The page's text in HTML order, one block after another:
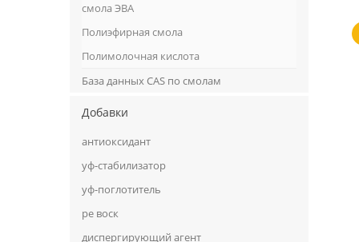
смола ЭВА
Полиэфирная смола
Полимолочная кислота
База данных CAS по смолам
Добавки
антиоксидант
уф-стабилизатор
уф-поглотитель
ре воск
диспергирующий агент